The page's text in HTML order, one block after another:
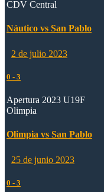
CDV Central
Náutico vs San Pablo
2 de julio 2023
0 - 3
Apertura 2023 U19F
Olimpia
Olimpia vs San Pablo
25 de junio 2023
0 - 3